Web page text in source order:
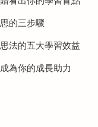
的三步驟
法的五大學習效益
為你的成長助力